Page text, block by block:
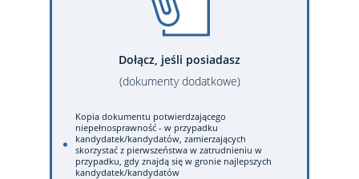
Dołącz, jeśli posiadasz
(dokumenty dodatkowe)
Kopia dokumentu potwierdzającego
niepełnosprawność - w przypadku
kandydatek/kandydatów, zamierzających
skorzystać z pierwszeństwa w zatrudnieniu w
przypadku, gdy znajdą się w gronie najlepszych
kandydatek/kandydatów